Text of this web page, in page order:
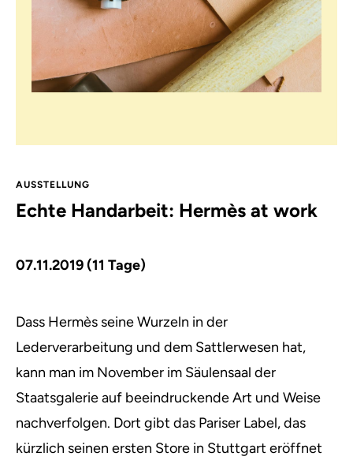
AUSSTELLUNG
Echte Handarbeit: Hermès at work
07.11.2019 (11 Tage)
Dass Hermès seine Wurzeln in der
Lederverarbeitung und dem Sattlerwesen hat,
kann man im November im Säulensaal der
Staatsgalerie auf beeindruckende Art und Weise
nachverfolgen. Dort gibt das Pariser Label, das
kürzlich seinen ersten Store in Stuttgart eröffnet